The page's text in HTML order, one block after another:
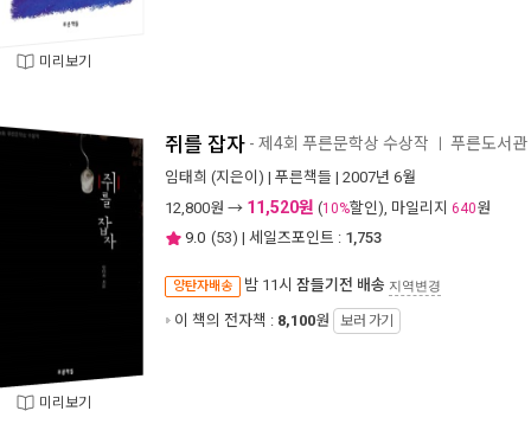
미리보기
미리보기
쥐를 잡자 - 제4회 푸른문학상 수상작 푸른도서
임태희 (지은이) | 푸른책들 | 2007년 6월
12,800원 → 11,520원 (10%할인), 마일리지 640원
9.0 (53) | 세일즈포인트 : 1,753
양탄자배송 밤 11시 잠들기전 배송 지역변경
이 책의 전자책 : 8,100원 보러 가기